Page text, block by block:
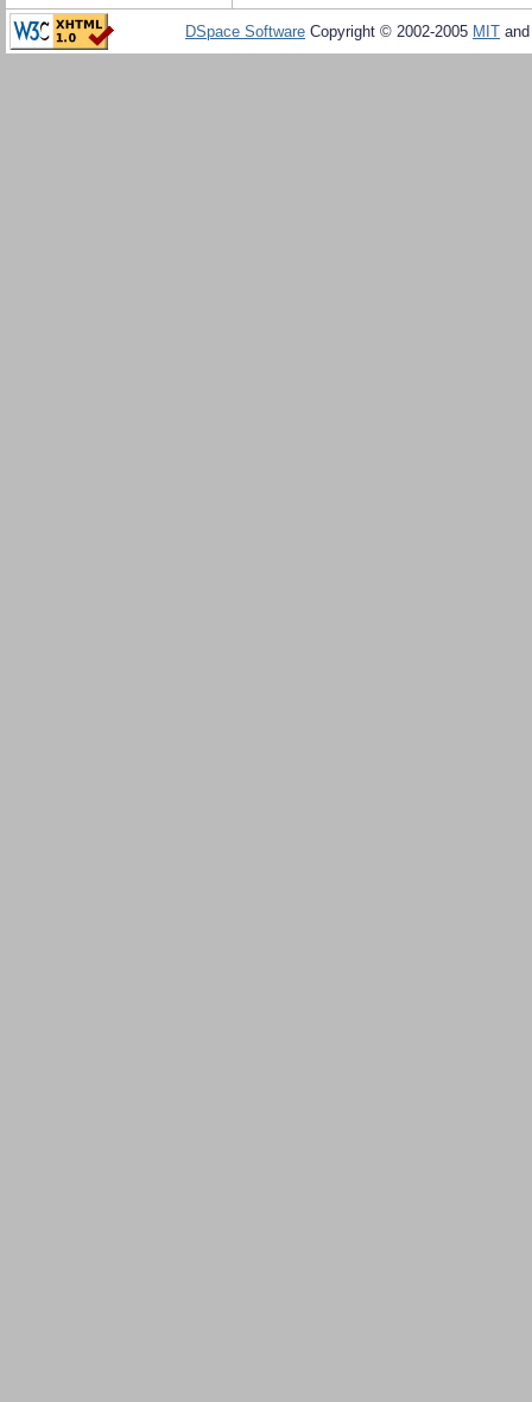
DSpace Software Copyright © 2002-2005 MIT